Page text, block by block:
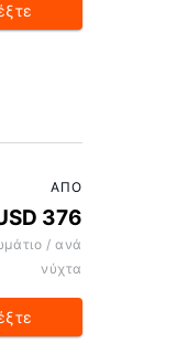
ΑΠΌ
376
/ ανά
νύχτα